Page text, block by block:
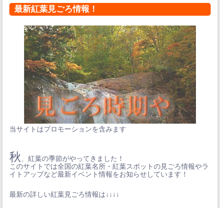
最新紅葉見ごろ情報！
当サイトはプロモーションを含みます
秋
、紅葉の季節がやってきました！
このサイトでは全国の紅葉名所・紅葉スポットの見ごろ情報やラ
イトアップなど最新イベント情報をお知らせしています！
最新の詳しい紅葉見ごろ情報は↓↓↓↓